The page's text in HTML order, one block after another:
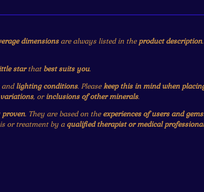
dimensionsare always listed in the product description
starthat best suits you.
andlighting conditions. Pleasekeep this in mind when
, orinclusions of other minerals.
. They are based on the experiences of users and
or treatment by a qualified therapist or medical professional